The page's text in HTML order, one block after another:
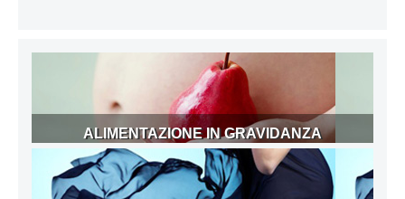
ALIMENTAZIONE IN GRAVIDANZA